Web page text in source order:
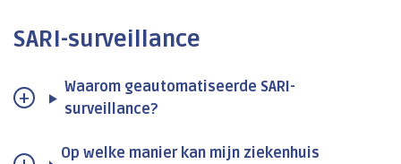
SARI-surveillance
Waarom geautomatiseerde SARI-
surveillance?
Op welke manier kan mijn ziekenhuis